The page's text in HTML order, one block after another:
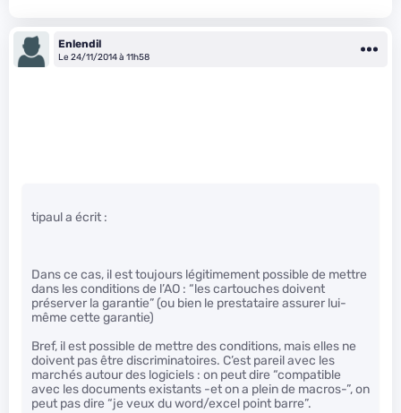
Enlendil
Le 24/11/2014 à 11h58
tipaul a écrit :
Dans ce cas, il est toujours légitimement possible de mettre
dans les conditions de l’AO : “les cartouches doivent
préserver la garantie” (ou bien le prestataire assurer lui-
même cette garantie)
Bref, il est possible de mettre des conditions, mais elles ne
doivent pas être discriminatoires. C’est pareil avec les
marchés autour des logiciels : on peut dire “compatible
avec les documents existants -et on a plein de macros-”, on
peut pas dire “je veux du word/excel point barre”.